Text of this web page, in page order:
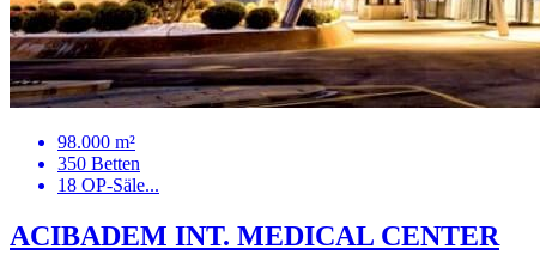
98.000 m²
350 Betten
18 OP-Säle...
ACIBADEM INT. MEDICAL CENTER